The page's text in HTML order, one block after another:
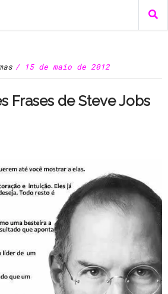
/ 15 de maio de 2012
Frases de Steve Jobs